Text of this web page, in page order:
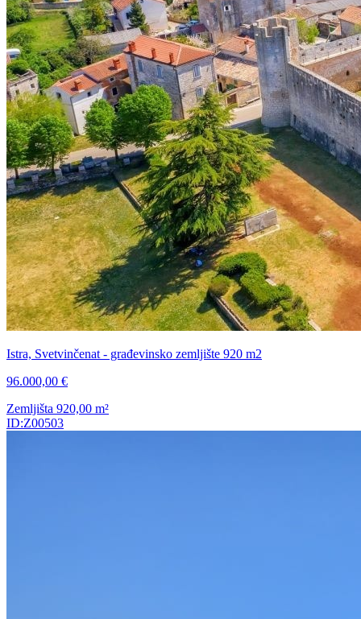
Istra, Svetvinčenat - građevinsko zemljište 920 m2
96.000,00 €
Zemljišta 920,00 m²
ID:Z00503